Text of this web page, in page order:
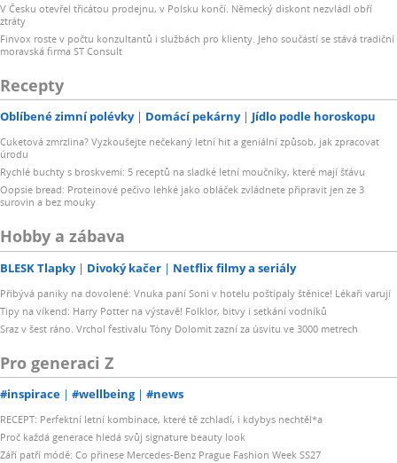
V Česku otevřel třicátou prodejnu, v Polsku končí. Německý diskont nezvládl obří
ztráty
Finvox roste v počtu konzultantů i službách pro klienty. Jeho součástí se stává tradiční
moravská firma ST Consult
Recepty
Oblíbené zimní polévky Domácí pekárny Jídlo podle horoskopu
Cuketová zmrzlina? Vyzkoušejte nečekaný letní hit a geniální způsob, jak zpracovat
úrodu
Rychlé buchty s broskvemi: 5 receptů na sladké letní moučníky, které mají šťávu
Oopsie bread: Proteinové pečivo lehké jako obláček zvládnete připravit jen ze 3
surovin a bez mouky
Hobby a zábava
BLESK Tlapky Divoký kačer Netflix filmy a seriály
Přibývá paniky na dovolené: Vnuka paní Soni v hotelu poštípaly štěnice! Lékaři varují
Tipy na víkend: Harry Potter na výstavě! Folklor, bitvy i setkání vodníků
Sraz v šest ráno. Vrchol festivalu Tóny Dolomit zazní za úsvitu ve 3000 metrech
Pro generaci Z
#inspirace #wellbeing #news
RECEPT: Perfektní letní kombinace, které tě zchladí, i kdybys nechtěl*a
Proč každá generace hledá svůj signature beauty look
Září patří módě: Co přinese Mercedes-Benz Prague Fashion Week SS27